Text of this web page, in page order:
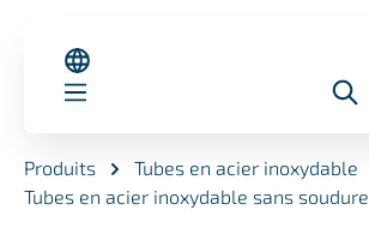
Produits
Tubes en acier inoxydable
Tubes en acier inoxydable sans soudure